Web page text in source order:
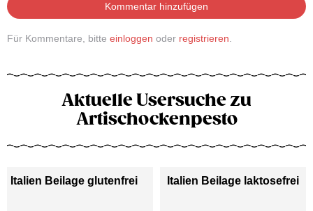
Kommentar hinzufügen
Für Kommentare, bitte einloggen oder registrieren.
Aktuelle Usersuche zu
Artischockenpesto
Italien Beilage glutenfrei Italien Beilage laktosefrei